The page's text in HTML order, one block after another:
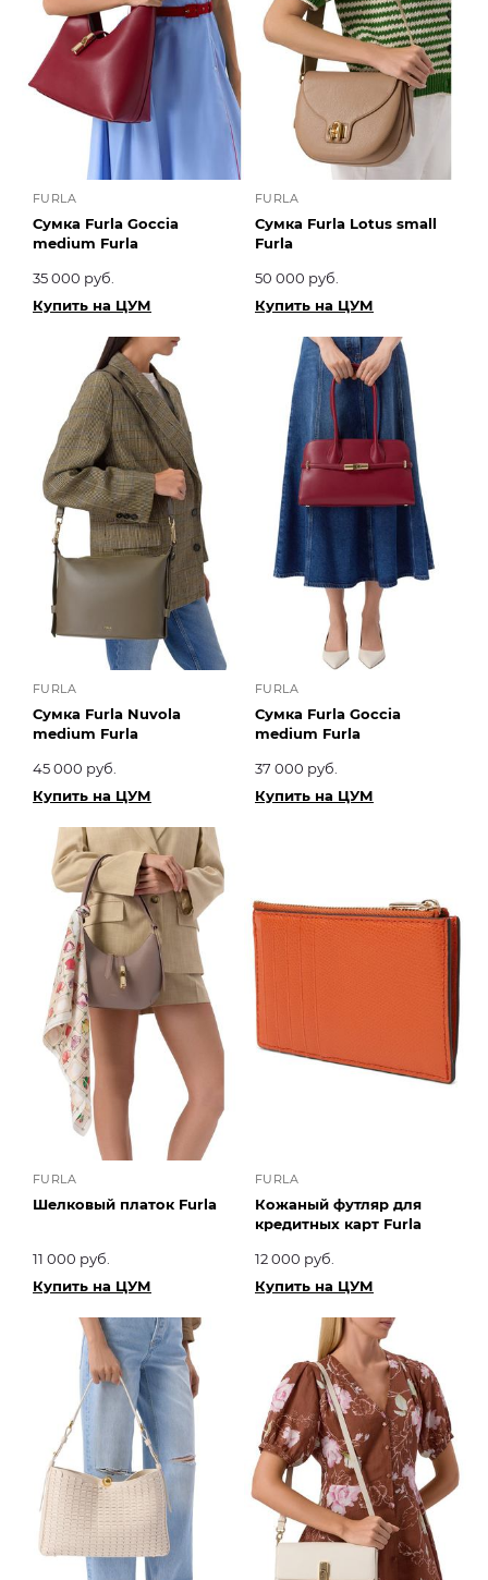
FURLA
Сумка Furla Goccia
medium Furla
35 000 руб.
Купить на ЦУМ
FURLA
Сумка Furla Lotus small
Furla
50 000 руб.
Купить на ЦУМ
FURLA
Сумка Furla Nuvola
medium Furla
45 000 руб.
Купить на ЦУМ
FURLA
Сумка Furla Goccia
medium Furla
37 000 руб.
Купить на ЦУМ
FURLA
Шелковый платок Furla
11 000 руб.
Купить на ЦУМ
FURLA
Кожаный футляр для
кредитных карт Furla
12 000 руб.
Купить на ЦУМ